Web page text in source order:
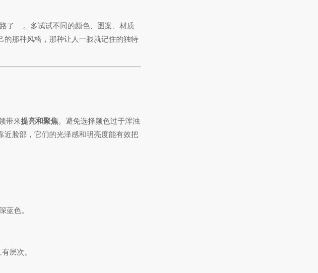
了
。多试试不同的颜色、图案、材质
那种风格，那种让人一眼就记住的独特
带来提亮和聚焦。避免选择颜色过于浑浊
近脸部，它们的光泽感和明亮度能有效把
蓝色。
层次。